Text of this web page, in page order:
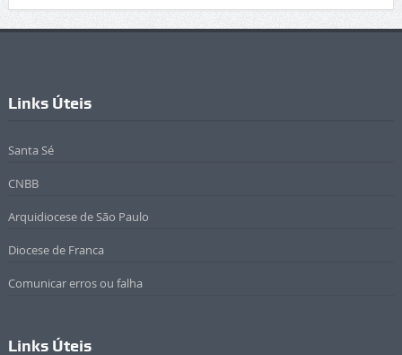
Links Úteis
Santa Sé
CNBB
Arquidiocese de São Paulo
Diocese de Franca
Comunicar erros ou falha
Links Úteis